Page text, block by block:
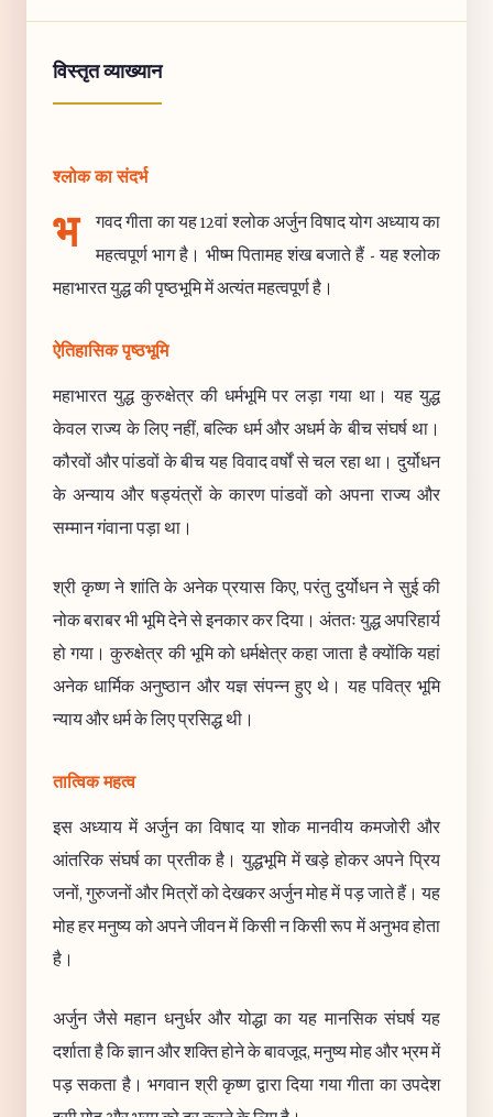
विस्तृत व्याख्यान
श्लोक का संदर्भ
भ
गवद गीता का यह 12वां श्लोक अर्जुन विषाद योग अध्याय का
महत्वपूर्ण भाग है। भीष्म पितामह शंख बजाते हैं - यह श्लोक
महाभारत युद्ध की पृष्ठभूमि में अत्यंत महत्वपूर्ण है।
ऐतिहासिक पृष्ठभूमि
महाभारत युद्ध कुरुक्षेत्र की धर्मभूमि पर लड़ा गया था। यह युद्ध
केवल राज्य के लिए नहीं, बल्कि धर्म और अधर्म के बीच संघर्ष था।
कौरवों और पांडवों के बीच यह विवाद वर्षों से चल रहा था। दुर्योधन
के अन्याय और षड्यंत्रों के कारण पांडवों को अपना राज्य और
सम्मान गंवाना पड़ा था।
श्री कृष्ण ने शांति के अनेक प्रयास किए, परंतु दुर्योधन ने सुई की
नोक बराबर भी भूमि देने से इनकार कर दिया। अंततः युद्ध अपरिहार्य
हो गया। कुरुक्षेत्र की भूमि को धर्मक्षेत्र कहा जाता है क्योंकि यहां
अनेक धार्मिक अनुष्ठान और यज्ञ संपन्न हुए थे। यह पवित्र भूमि
न्याय और धर्म के लिए प्रसिद्ध थी।
तात्विक महत्व
इस अध्याय में अर्जुन का विषाद या शोक मानवीय कमजोरी और
आंतरिक संघर्ष का प्रतीक है। युद्धभूमि में खड़े होकर अपने प्रिय
जनों, गुरुजनों और मित्रों को देखकर अर्जुन मोह में पड़ जाते हैं। यह
मोह हर मनुष्य को अपने जीवन में किसी न किसी रूप में अनुभव होता
है।
अर्जुन जैसे महान धनुर्धर और योद्धा का यह मानसिक संघर्ष यह
दर्शाता है कि ज्ञान और शक्ति होने के बावजूद, मनुष्य मोह और भ्रम में
पड़ सकता है। भगवान श्री कृष्ण द्वारा दिया गया गीता का उपदेश